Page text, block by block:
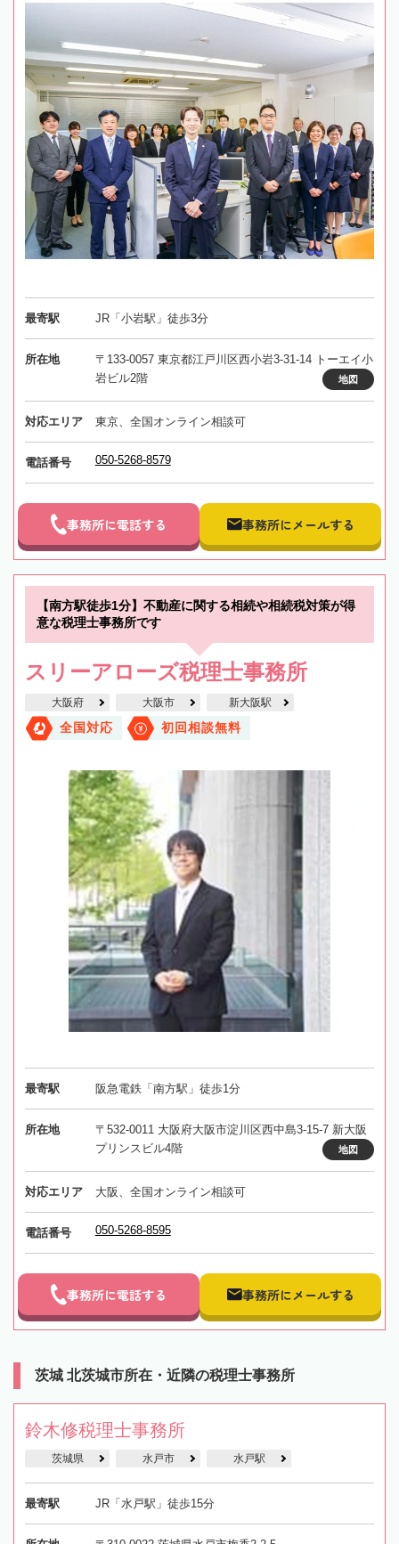
最寄駅 JR「小岩駅」徒歩3分
所在地
〒133-0057 東京都江戸川区西小岩3-31-14 トーエイ小
岩ビル2階
地図
対応エリア 東京、全国オンライン相談可
電話番号 050-5268-8579
事務所に電話する 事務所にメールする
【南方駅徒歩1分】不動産に関する相続や相続税対策が得
意な税理士事務所です
スリーアローズ税理士事務所
大阪府 大阪市 新大阪駅
全国対応 初回相談無料
最寄駅 阪急電鉄「南方駅」徒歩1分
所在地
〒532-0011 大阪府大阪市淀川区西中島3-15-7 新大阪
プリンスビル4階
地図
対応エリア 大阪、全国オンライン相談可
電話番号 050-5268-8595
事務所に電話する 事務所にメールする
茨城 北茨城市所在・近隣の税理士事務所
鈴木修税理士事務所
茨城県 水戸市 水戸駅
最寄駅 JR「水戸駅」徒歩15分